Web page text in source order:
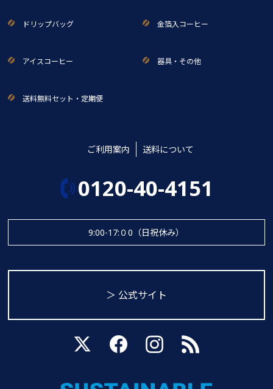
ドリップバッグ 金箔入コーヒー
アイスコーヒー 器具・その他
送料無料セット・定期便
ご利用案内 送料について
0120-40-4151
9:00-17:０0（日祝休み）
＞ 公式サイト